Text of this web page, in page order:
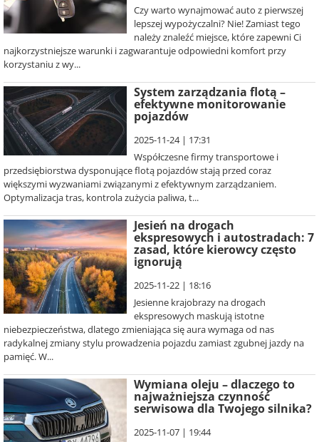
Czy warto wynajmować auto z pierwszej
lepszej wypożyczalni? Nie! Zamiast tego
należy znaleźć miejsce, które zapewni Ci
najkorzystniejsze warunki i zagwarantuje odpowiedni komfort przy
korzystaniu z wy...
System zarządzania flotą –
efektywne monitorowanie
pojazdów
2025-11-24 | 17:31
Współczesne firmy transportowe i
przedsiębiorstwa dysponujące flotą pojazdów stają przed coraz
większymi wyzwaniami związanymi z efektywnym zarządzaniem.
Optymalizacja tras, kontrola zużycia paliwa, t...
Jesień na drogach
ekspresowych i autostradach: 7
zasad, które kierowcy często
ignorują
2025-11-22 | 18:16
Jesienne krajobrazy na drogach
ekspresowych maskują istotne
niebezpieczeństwa, dlatego zmieniająca się aura wymaga od nas
radykalnej zmiany stylu prowadzenia pojazdu zamiast zgubnej jazdy na
pamięć. W...
Wymiana oleju – dlaczego to
najważniejsza czynność
serwisowa dla Twojego silnika?
2025-11-07 | 19:44